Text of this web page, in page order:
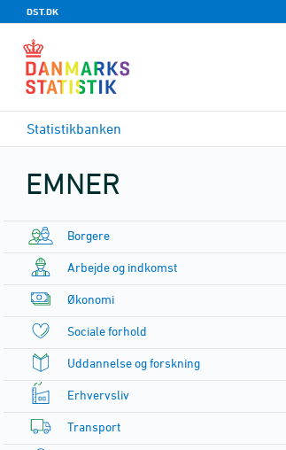
DST.DK
Statistikbanken
EMNER
Borgere
Arbejde og indkomst
Økonomi
Sociale forhold
Uddannelse og forskning
Erhvervsliv
Transport